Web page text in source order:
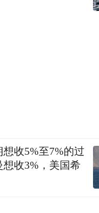
收5%至7%的过
想收3%，美国希